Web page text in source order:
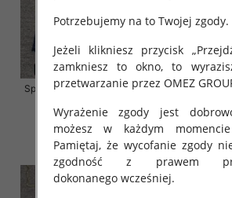
Spodnie damskie jeansy Roz 25-
61.00 zł
szczegóły
Spodnie
30,
Potrzebujemy na to Twojej zgody.
Jeżeli klikniesz przycisk
zamkniesz to okno, to
przetwarzanie przez OMEZ
Wyrażenie zgody jest
możesz w każdym
Pamiętaj, że wycofanie zgody
zgodność z prawem
dokonanego wcześniej.